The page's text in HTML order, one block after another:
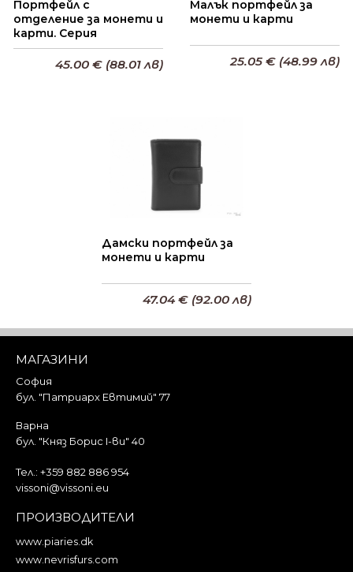
Портфейл с
отделение за монети и
карти. Серия
45.00 € (88.01 лв)
Малък портфейл за
монети и карти
25.05 € (48.99 лв)
Дамски портфейл за
монети и карти
47.04 € (92.00 лв)
МАГАЗИНИ
София
бул. "Патриарх Евтимий" 77
Варна
бул. "Княз Борис I-ви" 40
Тел.: +359 882 886 954
vissoni@vissoni.eu
ПРОИЗВОДИТЕЛИ
www.piaries.dk
www.nevrisfurs.com